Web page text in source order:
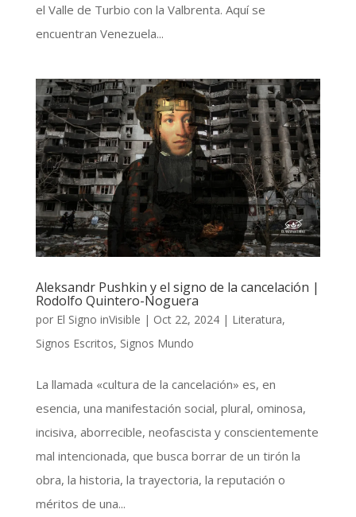
el Valle de Turbio con la Valbrenta. Aquí se
encuentran Venezuela...
Aleksandr Pushkin y el signo de la cancelación |
Rodolfo Quintero-Noguera
por El Signo inVisible | Oct 22, 2024| Literatura,
Signos Escritos, Signos Mundo
La llamada «cultura de la cancelación» es, en
esencia, una manifestación social, plural, ominosa,
incisiva, aborrecible, neofascista y conscientemente
mal intencionada, que busca borrar de un tirón la
obra, la historia, la trayectoria, la reputación o
méritos de una...